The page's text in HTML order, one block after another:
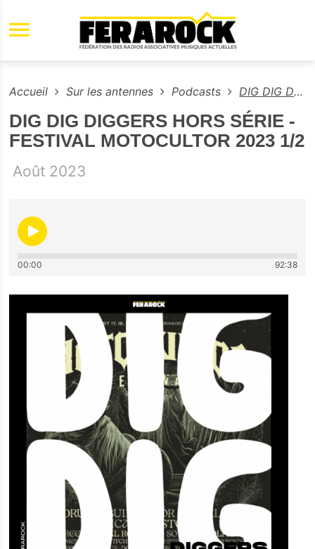
Aller au contenu principal
Accueil Sur les antennes Podcasts DIG DIG DIGGERS HORS SÉRIE - FESTIVAL MOTOCULTOR 2023 1/2
DIG DIG DIGGERS HORS SÉRIE -
FESTIVAL MOTOCULTOR 2023 1/2
Août 2023
00:00 92:38